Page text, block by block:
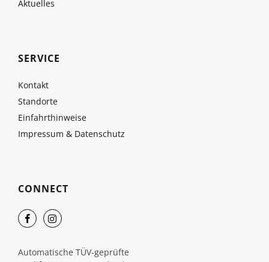
Aktuelles
SERVICE
Kontakt
Standorte
Einfahrthinweise
Impressum & Datenschutz
CONNECT
Automatische TÜV-geprüfte